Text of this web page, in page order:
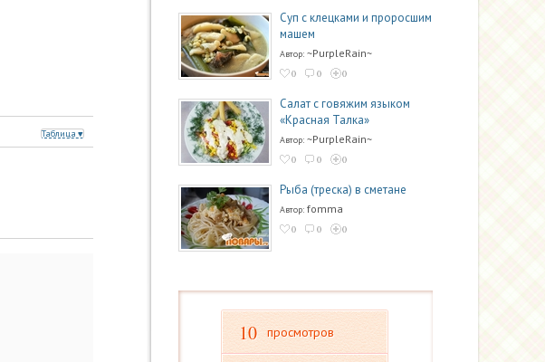
Таблица
Суп с клецками и проросшим
машем
Автор: ~PurpleRain~
0 0 0
Салат с говяжим языком
«Красная Талка»
Автор: ~PurpleRain~
0 0 0
Рыба (треска) в сметане
Автор: fomma
0 0 0
10 просмотров